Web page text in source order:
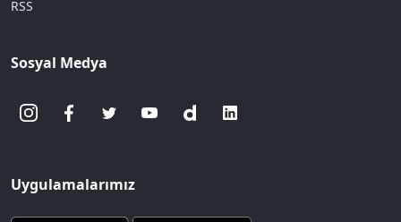
RSS
Sosyal Medya
Uygulamalarımız